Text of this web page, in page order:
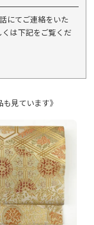
にてご連絡をいた
は下記をご覧くだ
見ています》